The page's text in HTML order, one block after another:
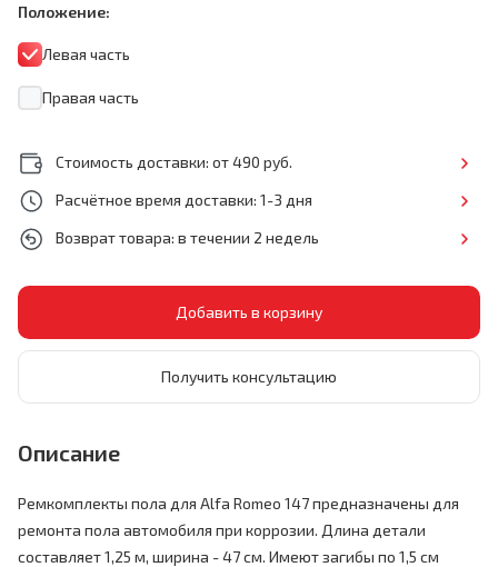
Положение:
Левая часть
Правая часть
Стоимость доставки: от 490 руб.
Расчётное время доставки: 1-3 дня
Возврат товара: в течении 2 недель
Получить консультацию
Описание
Ремкомплекты пола для Alfa Romeo 147 предназначены для
ремонта пола автомобиля при коррозии. Длина детали
составляет 1,25 м, ширина - 47 см. Имеют загибы по 1,5 см